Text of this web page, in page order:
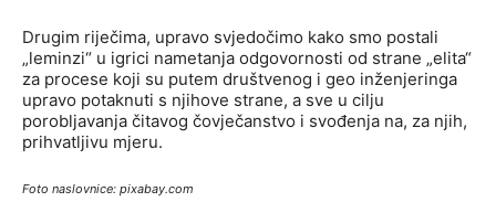
Drugim riječima, upravo svjedočimo kako smo postali
„leminzi“ u igrici nametanja odgovornosti od strane „elita“
za procese koji su putem društvenog i geo inženjeringa
upravo potaknuti s njihove strane, a sve u cilju
porobljavanja čitavog čovječanstvo i svođenja na, za njih,
prihvatljivu mjeru.
Foto naslovnice: pixabay.com